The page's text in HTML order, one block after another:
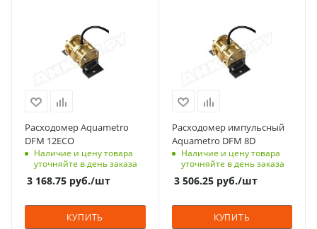
Расходомер Aquametro
DFM 12ECO
Наличие и цену товара
уточняйте в день заказа
3 168.75 руб./шт
КУПИТЬ
Расходомер импульсный
Aquametro DFM 8D
Наличие и цену товара
уточняйте в день заказа
3 506.25руб./шт
КУПИТЬ